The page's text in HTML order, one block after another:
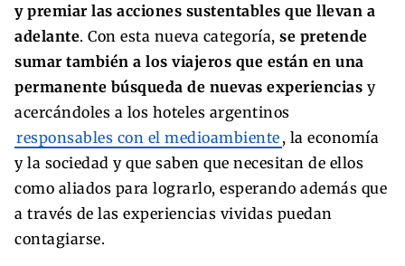
y premiar las acciones sustentables que llevan a
adelante. Con esta nueva categoría, se pretende
sumar también a los viajeros que están en una
permanente búsqueda de nuevas experiencias y
acercándoles a los hoteles argentinos
responsables con el medioambiente , la economía
y la sociedad y que saben que necesitan de ellos
como aliados para lograrlo, esperando además que
a través de las experiencias vividas puedan
contagiarse.